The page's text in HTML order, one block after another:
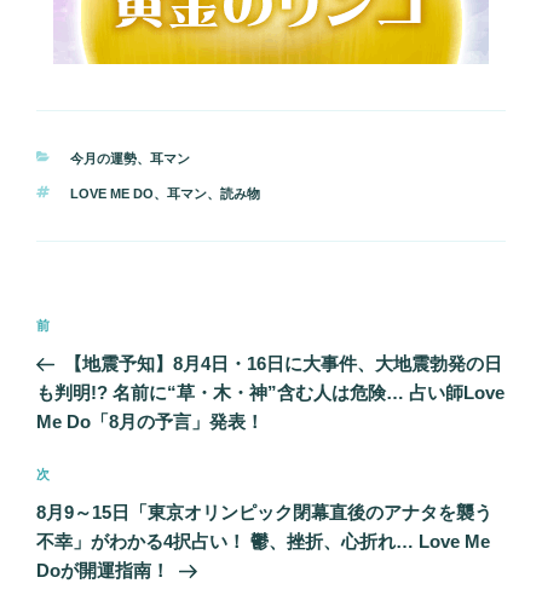
カ
ゴ
ー
今月の運勢、 耳マン
タ
LOVE ME DO、 耳マン、 読み物
投
ナ
ビ
ー
シ
ョ
ン
前
の
投
稿
前
【地震予知】8月4日・16日に大事件、大地震勃発の日
も判明!? 名前に“草・木・神”含む人は危険… 占い師Love
Me Do「8月の予言」発表！
次
の
投
稿
次
8月9～15日「東京オリンピック閉幕直後のアナタを襲う
不幸」がわかる4択占い！ 鬱、挫折、心折れ… Love Me
Doが開運指南！